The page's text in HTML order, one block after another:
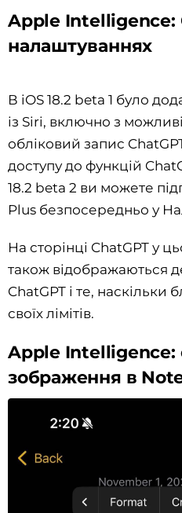
Apple Intelligence:
налаштуваннях
В iOS 18.2 beta 1 було
із Siri, включно з
обліковий запис
доступу до функцій
18.2 beta 2 ви можете
Plus безпосередньо у
На сторінці ChatGPT у
також відображаються
ChatGPT і те, наскільки
своїх лімітів.
Apple Intelligence:
зображення в